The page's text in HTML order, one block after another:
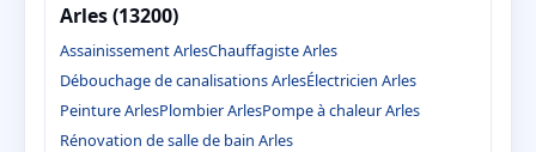
Arles (13200)
Assainissement ArlesChauffagiste Arles
Débouchage de canalisations ArlesÉlectricien Arles
Peinture ArlesPlombier ArlesPompe à chaleur Arles
Rénovation de salle de bain Arles